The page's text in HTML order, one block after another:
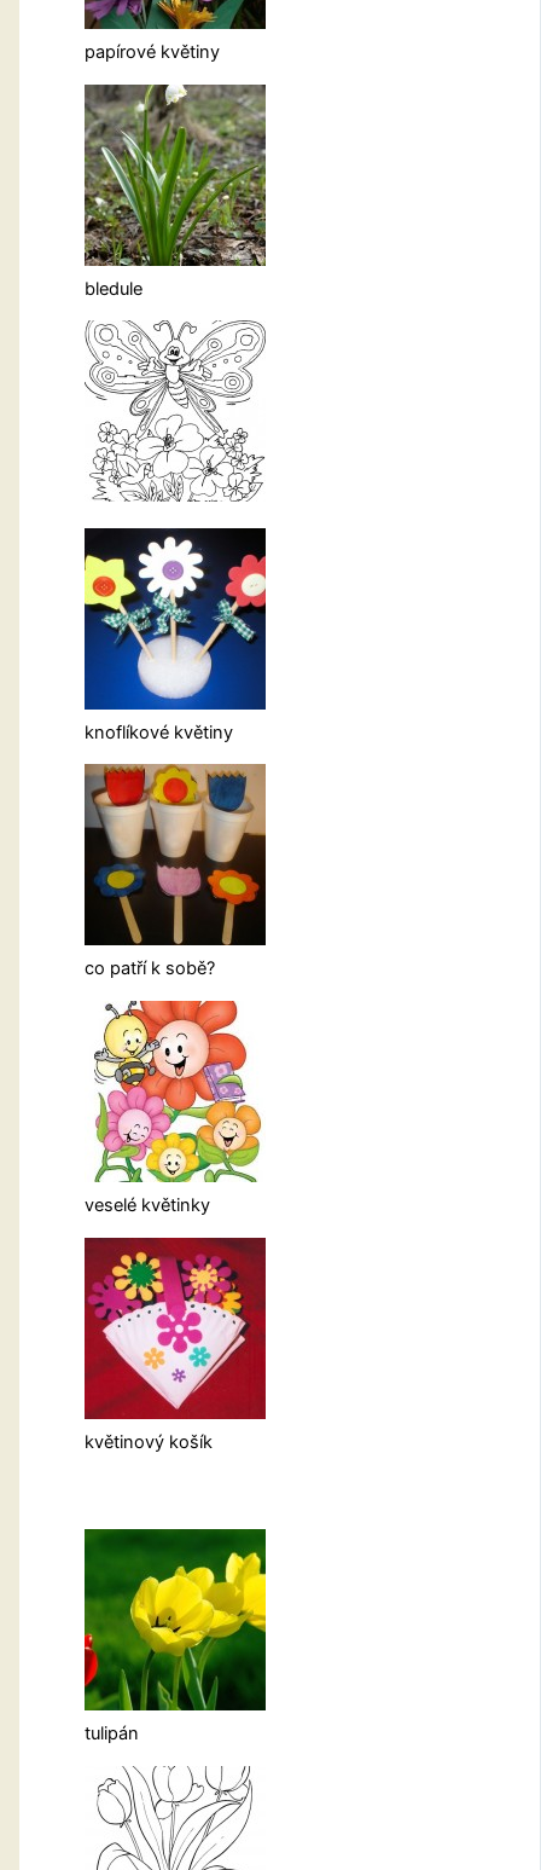
papírové květiny
bledule
knoflíkové květiny
co patří k sobě?
veselé květinky
květinový košík
tulipán